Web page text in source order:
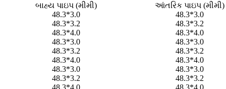
બાહ્ય પાઇપ (મીમી)
આંતરિક પાઇપ (મીમી)
48.3*3.0
48.3*3.0
48.3*3.2
48.3*3.2
48.3*4.0
48.3*4.0
48.3*3.0
48.3*3.0
48.3*3.2
48.3*3.2
48.3*4.0
48.3*4.0
48.3*3.0
48.3*3.0
48.3*3.2
48.3*3.2
48.3*4.0
48.3*4.0